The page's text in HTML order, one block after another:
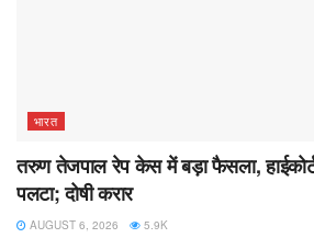
भारत
तरुण तेजपाल रेप केस में बड़ा फैसला,
पलटा; दोषी करार
AUGUST 6, 2026 5.9K